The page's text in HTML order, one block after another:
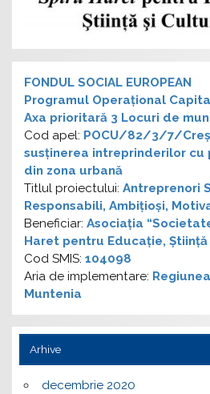
FONDUL SOCIAL EUROPEAN
Programul Operațional
Axa prioritară 3 Locuri de
Cod apel: POCU/82/3/7/
susținerea intreprinderilor cu
din zona urbană
Titlul proiectului:Antreprenori
Responsabili, Ambițioși,
Beneficiar:Asociația
Haret pentru Educație, Știință
Cod SMIS:104098
Aria de implementare:
Muntenia
Arhive
decembrie 2020